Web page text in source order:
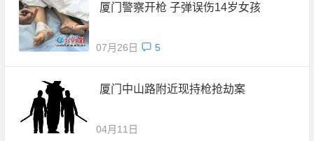
厦门警察开枪 子弹误伤14岁女孩
07月26日 5
厦门中山路附近现持枪抢劫案
04月11日